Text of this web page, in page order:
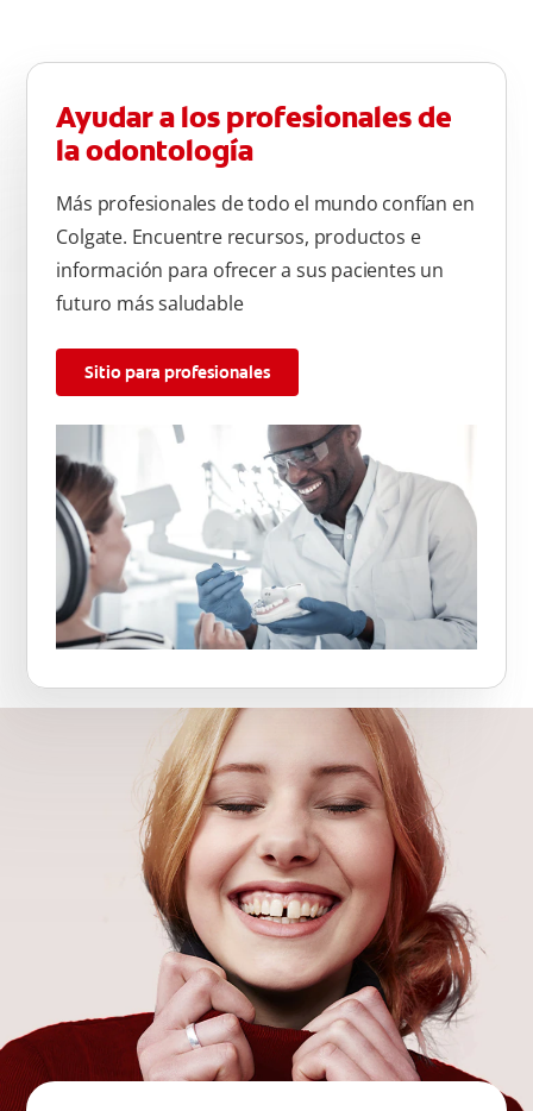
Ayudar a los profesionales de
la odontología
Más profesionales de todo el mundo confían en
Colgate. Encuentre recursos, productos e
información para ofrecer a sus pacientes un
futuro más saludable
Sitio para profesionales